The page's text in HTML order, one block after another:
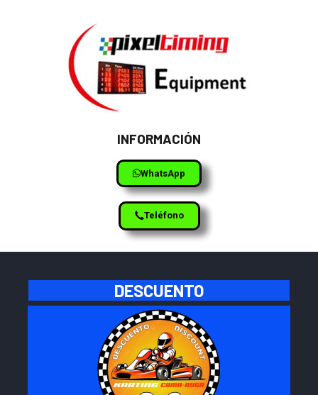
INFORMACIÓN
WhatsApp
Teléfono
DESCUENTO